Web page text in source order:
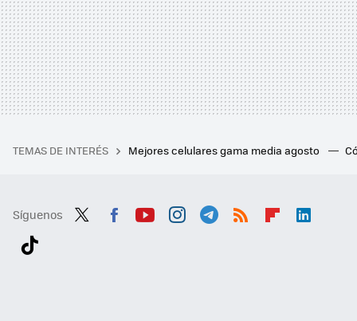
TEMAS DE INTERÉS Mejores celulares gama media agosto
Síguenos